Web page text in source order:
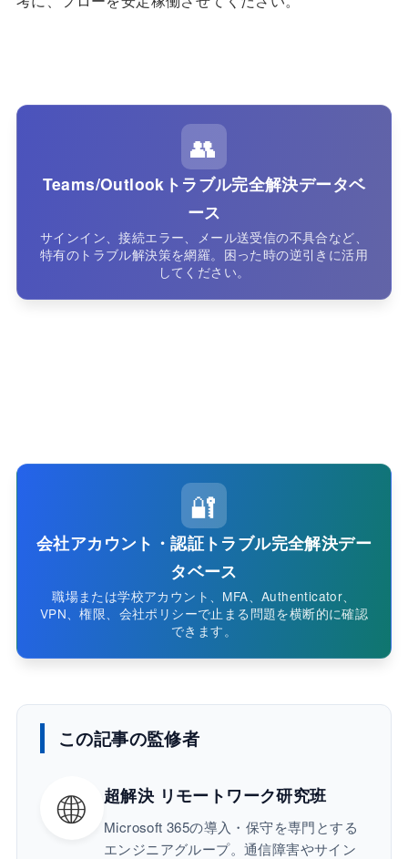
👥
Teams/Outlookトラブル完全解決データベ
ース
サインイン、接続エラー、メール送受信の不具合など、
特有のトラブル解決策を網羅。困った時の逆引きに活用
してください。
🔐
会社アカウント・認証トラブル完全解決デー
タベース
職場または学校アカウント、MFA、Authenticator、
VPN、権限、会社ポリシーで止まる問題を横断的に確認
できます。
この記事の監修者
🌐 超解決 リモートワーク研究班
Microsoft 365の導入・保守を専門とする
エンジニアグループ。通信障害やサイン